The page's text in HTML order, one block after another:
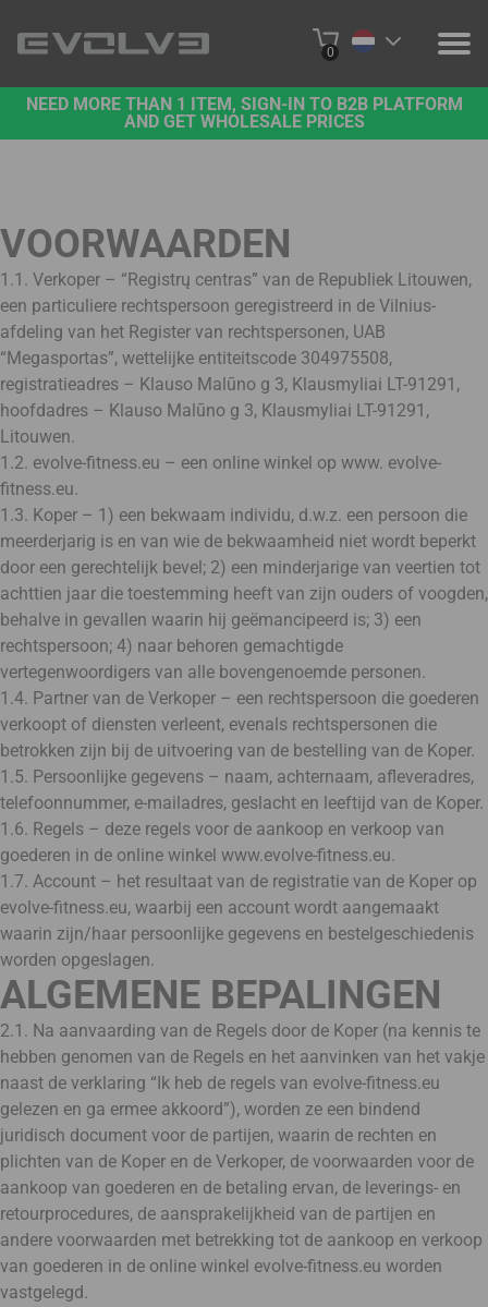
0
PRODUCTEN
PROJECTEN
B2B-PLATFORM
ONLINE KOPEN
NEED MORE THAN 1 ITEM, SIGN-IN TO B2B PLATFORM
AND GET WHOLESALE PRICES
VOORWAARDEN
1.1. Verkoper – “Registrų centras” van de Republiek Litouwen,
een particuliere rechtspersoon geregistreerd in de Vilnius-
afdeling van het Register van rechtspersonen, UAB
“Megasportas”, wettelijke entiteitscode 304975508,
registratieadres – Klauso Malūno g 3, Klausmyliai LT-91291,
hoofdadres – Klauso Malūno g 3, Klausmyliai LT-91291,
Litouwen.
1.2. evolve-fitness.eu – een online winkel op www. evolve-
fitness.eu.
1.3. Koper – 1) een bekwaam individu, d.w.z. een persoon die
meerderjarig is en van wie de bekwaamheid niet wordt beperkt
door een gerechtelijk bevel; 2) een minderjarige van veertien tot
achttien jaar die toestemming heeft van zijn ouders of voogden,
behalve in gevallen waarin hij geëmancipeerd is; 3) een
rechtspersoon; 4) naar behoren gemachtigde
vertegenwoordigers van alle bovengenoemde personen.
1.4. Partner van de Verkoper – een rechtspersoon die goederen
verkoopt of diensten verleent, evenals rechtspersonen die
betrokken zijn bij de uitvoering van de bestelling van de Koper.
1.5. Persoonlijke gegevens – naam, achternaam, afleveradres,
telefoonnummer, e-mailadres, geslacht en leeftijd van de Koper.
1.6. Regels – deze regels voor de aankoop en verkoop van
goederen in de online winkel www.evolve-fitness.eu.
1.7. Account – het resultaat van de registratie van de Koper op
evolve-fitness.eu, waarbij een account wordt aangemaakt
waarin zijn/haar persoonlijke gegevens en bestelgeschiedenis
worden opgeslagen.
ALGEMENE BEPALINGEN
2.1. Na aanvaarding van de Regels door de Koper (na kennis te
hebben genomen van de Regels en het aanvinken van het vakje
naast de verklaring “Ik heb de regels van evolve-fitness.eu
gelezen en ga ermee akkoord”), worden ze een bindend
juridisch document voor de partijen, waarin de rechten en
plichten van de Koper en de Verkoper, de voorwaarden voor de
aankoop van goederen en de betaling ervan, de leverings- en
retourprocedures, de aansprakelijkheid van de partijen en
andere voorwaarden met betrekking tot de aankoop en verkoop
van goederen in de online winkel evolve-fitness.eu worden
vastgelegd.